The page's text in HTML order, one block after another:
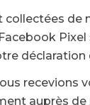
collectées
déclaration
auprès